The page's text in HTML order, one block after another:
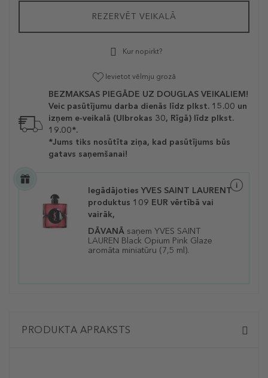
REZERVĒT VEIKALĀ
Kur nopirkt?
Ievietot vēlmju grozā
BEZMAKSAS PIEGĀDE UZ DOUGLAS VEIKALIEM!
Veic pasūtījumu darba dienās līdz plkst. 15.00 un
izņem e-veikalā (Ulbrokas 30, Rīgā) līdz plkst.
19.00*.
*Jums tiks nosūtīta ziņa, kad pasūtījums būs
gatavs saņemšanai!
Iegādājoties YVES SAINT LAURENT
produktus 109 EUR vērtībā vai
vairāk,
DĀVANĀ saņem YVES SAINT
LAUREN Black Opium Pink Glaze
aromāta miniatūru (7,5 ml).
PRODUKTA APRAKSTS